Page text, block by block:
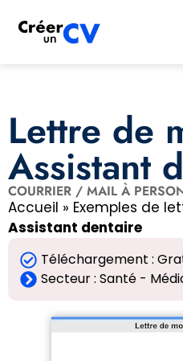
Lettre de
Assistant
COURRIER / MAIL À
Accueil » Exemples de
Assistant dentaire
Téléchargement :
Secteur : Santé -